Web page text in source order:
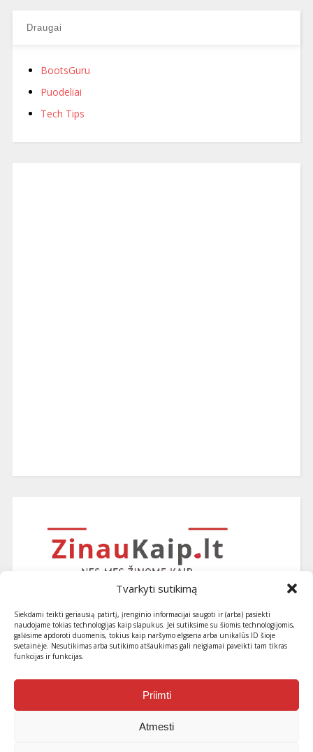
Tvarkyti sutikimą
Siekdami teikti geriausią patirtį, įrenginio informacijai saugoti ir (arba) pasiekti
naudojame tokias technologijas kaip slapukus. Jei sutiksime su šiomis technologijomis,
galėsime apdoroti duomenis, tokius kaip naršymo elgsena arba unikalūs ID šioje
svetainėje. Nesutikimas arba sutikimo atšaukimas gali neigiamai paveikti tam tikras
funkcijas ir funkcijas.
Priimti
Atmesti
Draugai
BootsGuru
Puodeliai
Tech Tips
Užsiprenumeruokite naujausius
straipsnius ir patarimus